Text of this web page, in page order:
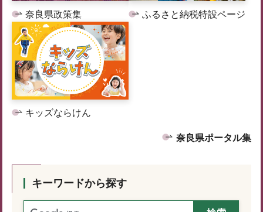
奈良県政策集 ふるさと納税特設ページ
キッズならけん
奈良県ポータル集
キーワードから探す